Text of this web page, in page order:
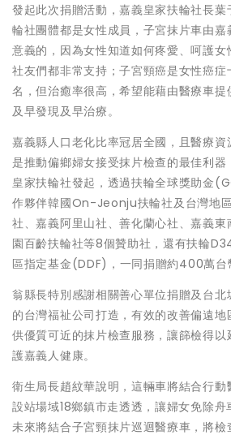
發起此次捐贈活動，嘉義皇家扶輪社長
輪社團體都是女性成員，子宮抹片車由
意義的，因為女性知道如何疼愛、呵護
社友們都非常支持；子宮頸癌是女性癌
名，但治癒率很高，希望能藉由醫療車
及早發現及早治療。
嘉義縣人口老化比率冠居全國，且醫療
是推動偏鄉婦女接受抹片檢查的最佳利
皇家扶輪社發起，透過扶輪全球獎助金
作夥伴韓國On-Jeonju扶輪社及台灣地
社、嘉義阿里山社、善化蘭心社、嘉義
園百齡扶輪社等8個贊助社，還有扶輪
區指定基金(DDF)，一同捐贈約400萬台
翁縣長特別感謝相關善心單位捐贈及台
的台灣福祉公司打造，有效的改善偏遠
供優質可近的抹片檢查服務，讓篩檢得
護嘉義人健康。
衛生局長趙紋華說明，這輛車將結合行動
設站場域18鄉鎮市走透透，讓婦女免除舟
未來將結合子宮頸抹片巡迴醫療車，將檢